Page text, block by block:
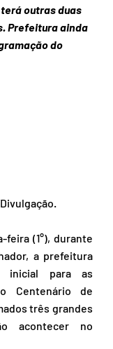
outras duas
Prefeitura ainda
do
feira (1°), durante
a prefeitura
inicial para as
Centenário de
três grandes
acontecer no